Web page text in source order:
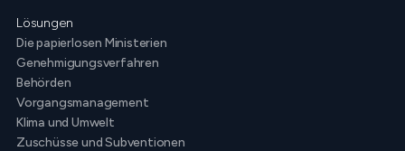
Lösungen
Die papierlosen Ministerien
Genehmigungsverfahren
Behörden
Vorgangsmanagement
Klima und Umwelt
Zuschüsse und Subventionen